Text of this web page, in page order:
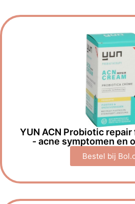
YUN ACN Probiotic
- acne symptomen en
Bestel bij